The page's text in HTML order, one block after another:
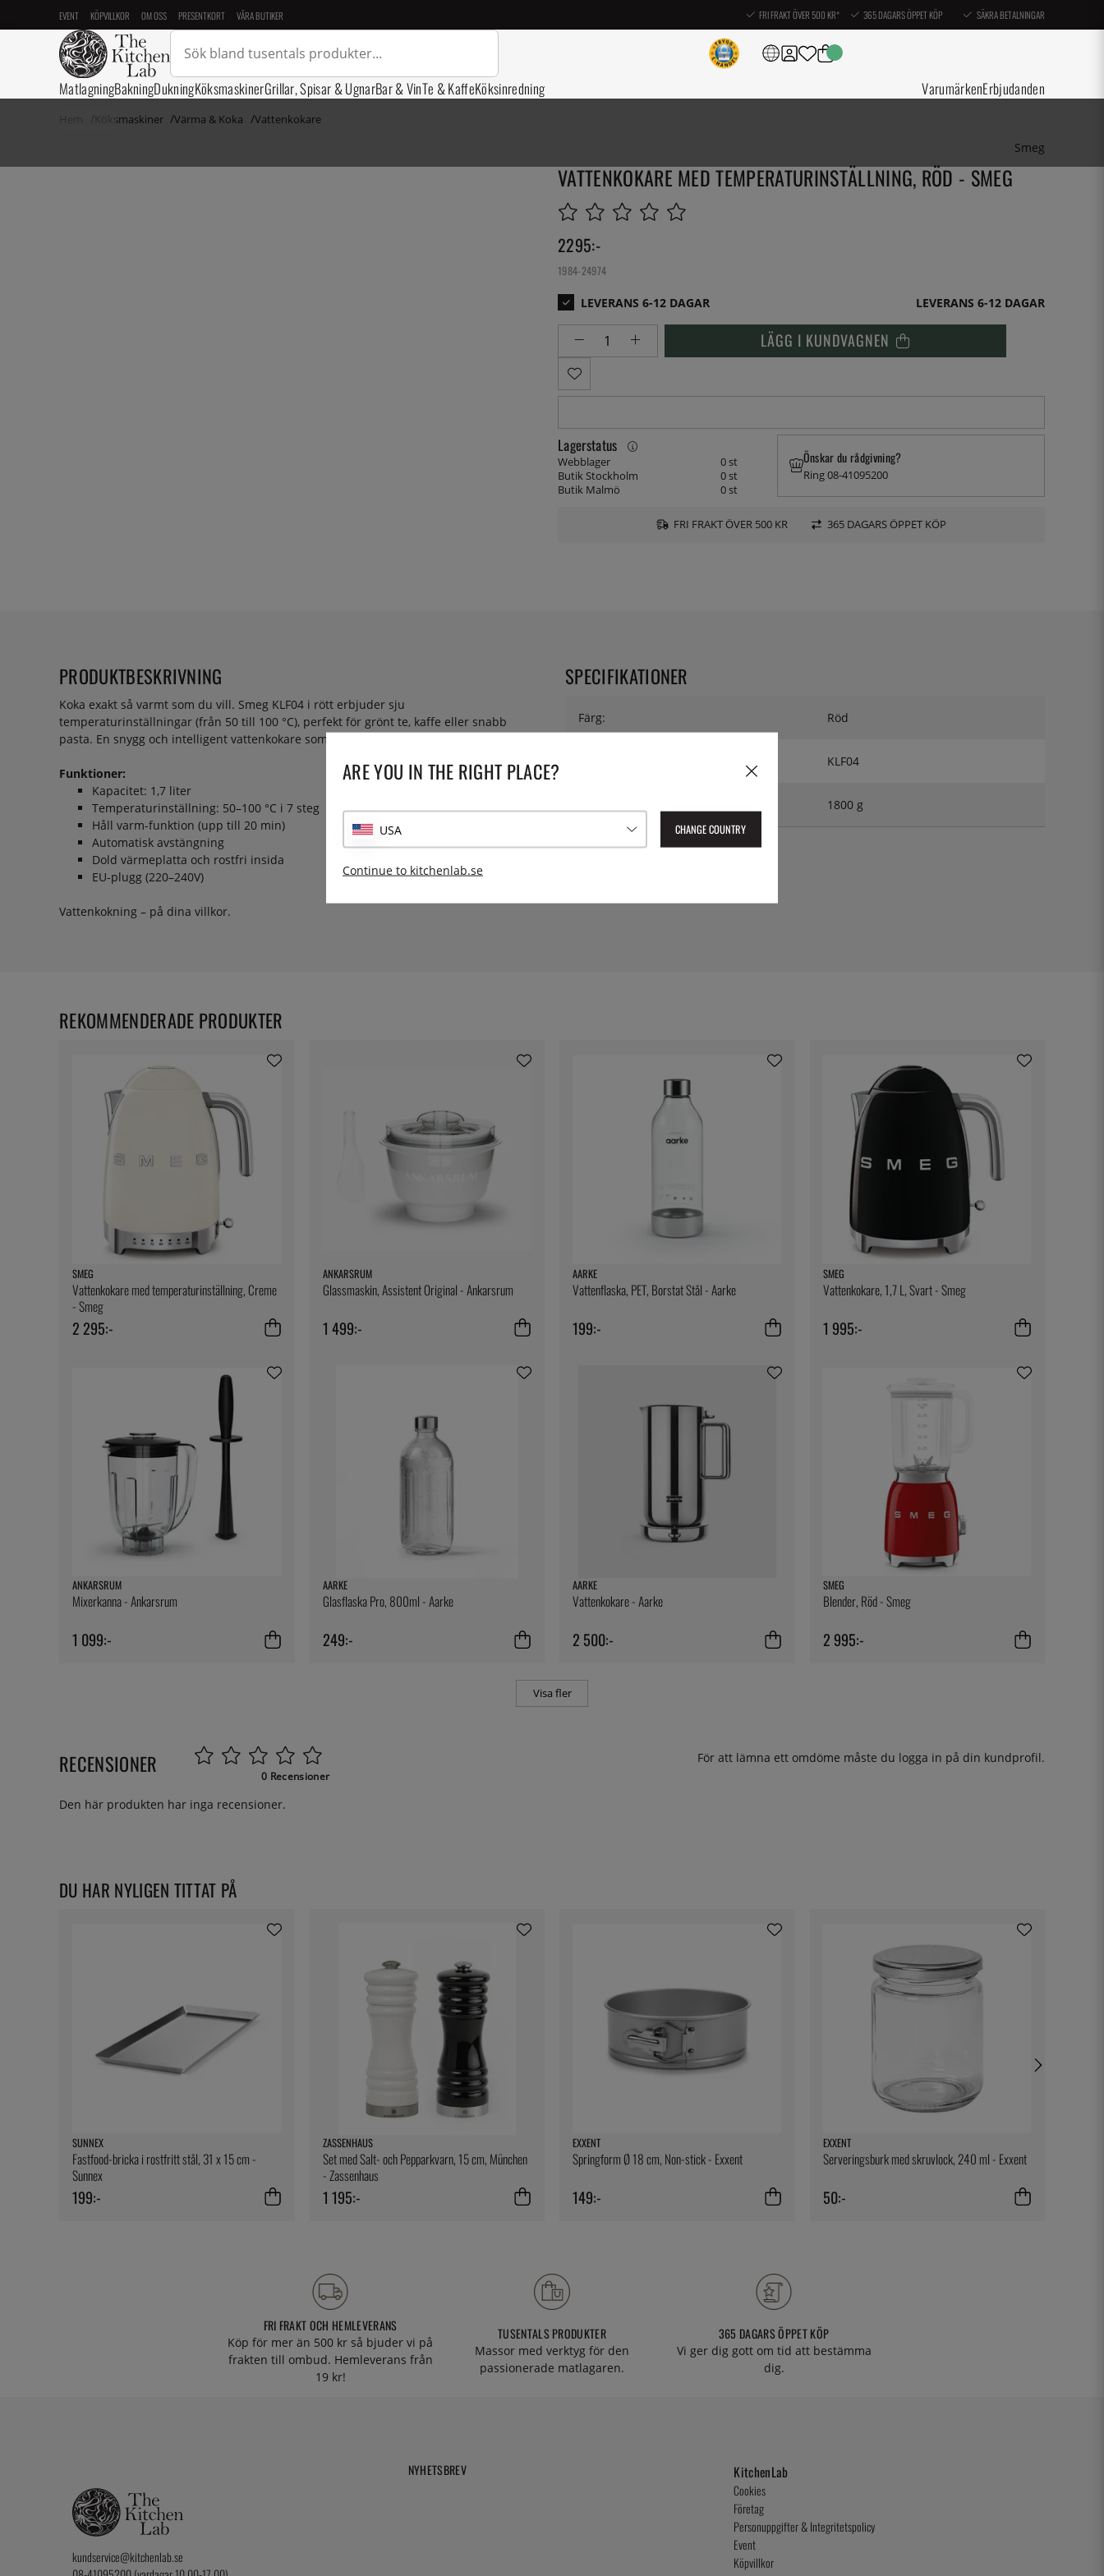
EVENT KÖPVILLKOR OM OSS PRESENTKORT VÅRA BUTIKER FRI FRAKT ÖVER 500 KR* 365 DAGARS ÖPPET KÖP SÄKRA BETALNINGAR
MatlagningBakningDukningKöksmaskinerGrillar, Spisar & UgnarBar & VinTe & KaffeKöksinredning VarumärkenErbjudanden
Köksmaskiner Värma & Koka Vattenkokare
Smeg
VATTENKOKARE MED TEMPERATURINSTÄLLNING, RÖD - SMEG
2295:-
1984-24974
LEVERANS 6-12 DAGAR
LÄGG I KUNDVAGNEN
Lagerstatus
Webblager
0 st
Butik Stockholm
0 st
Butik Malmö
0 st
Önskar du rådgivning?
Ring 08-41095200
FRI FRAKT ÖVER 500 KR 365 DAGARS ÖPPET KÖP
PRODUKTBESKRIVNING
Koka exakt så varmt som du vill. Smeg KLF04 i rött erbjuder sju
temperaturinställningar (från 50 till 100 °C), perfekt för grönt te, kaffe eller snabb
pasta. En snygg och intelligent vattenkokare som ger dig kontroll på graden.
Funktioner:
Kapacitet: 1,7 liter
Temperaturinställning: 50–100 °C i 7 steg
Håll varm-funktion (upp till 20 min)
Automatisk avstängning
Dold värmeplatta och rostfri insida
EU-plugg (220–240V)
Vattenkokning – på dina villkor.
SPECIFIKATIONER
Färg: Röd
KLF04
1800 g
Lev. artikelnummer:KLF04RDEU
SMEG
Vattenkokare med temperaturinställning, Creme
- Smeg
2 295:-
ANKARSRUM
Glassmaskin, Assistent Original - Ankarsrum
1 499:-
AARKE
Vattenflaska, PET, Borstat Stål - Aarke
199:-
SMEG
Vattenkokare, 1,7 L, Svart - Smeg
1 995:-
ANKARSRUM
Mixerkanna - Ankarsrum
1 099:-
AARKE
Glasflaska Pro, 800ml - Aarke
249:-
AARKE
Vattenkokare - Aarke
2 500:-
SMEG
Blender, Röd - Smeg
2 995:-
Visa fler
REKOMMENDERADE PRODUKTER
RECENSIONER 0 Recensioner
För att lämna ett omdöme måste du logga in på din kundprofil.
Den här produkten har inga recensioner.
DU HAR NYLIGEN TITTAT PÅ
SUNNEX
Fastfood-bricka i rostfritt stål, 31 x 15 cm -
Sunnex
199:-
ZASSENHAUS
Set med Salt- och Pepparkvarn, 15 cm, München
- Zassenhaus
1 195:-
EXXENT
Springform Ø 18 cm, Non-stick - Exxent
149:-
EXXENT
Serveringsburk med skruvlock, 240 ml - Exxent
50:-
FRI FRAKT OCH HEMLEVERANS
Köp för mer än 500 kr så bjuder vi på
frakten till ombud. Hemleverans från
19 kr!
TUSENTALS PRODUKTER
Massor med verktyg för den
passionerade matlagaren.
365 DAGARS ÖPPET KÖP
Vi ger dig gott om tid att bestämma
dig.
kundservice@kitchenlab.se
NYHETSBREV KitchenLab
Cookies
Företag
Personuppgifter & Integritetspolicy
Event
Köpvillkor
ARE YOU IN THE RIGHT PLACE?
USA CHANGE COUNTRY
Continue to kitchenlab.se